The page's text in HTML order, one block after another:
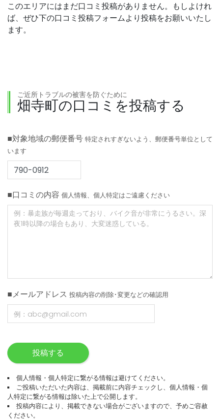
このエリアにはまだ口コミ投稿がありません。もしよけれ
ば、ぜひ下の口コミ投稿フォームより投稿をお願いいたし
ます。
ご近所トラブルの被害を防ぐために
畑寺町の口コミを投稿する
■対象地域の郵便番号 特定されすぎないよう、郵便番号単位として
います
■口コミの内容 個人情報、個人特定はご遠慮ください
■メールアドレス 投稿内容の削除･変更などの確認用
投稿する
個人情報・個人特定に繋がる情報は避けてください。
ご投稿いただいた内容は、掲載前に内容チェックし、個人情報・個
人特定に繋がる情報は除いた上で公開します。
投稿内容により、掲載できない場合がございますので、予めご容赦
ください。